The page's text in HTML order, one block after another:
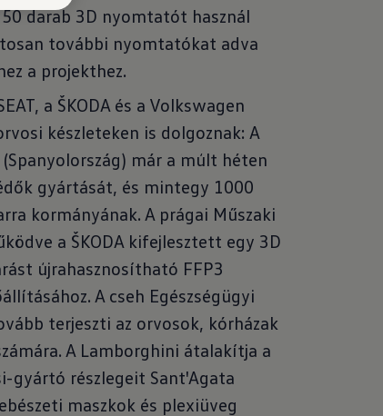
darab 3D nyomtatót használ
további nyomtatókat adva
a projekthez.
a ŠKODA és a Volkswagen
készleteken is dolgoznak: A
már a múlt héten
gyártását, és mintegy 1000
kormányának. A prágai Műszaki
a ŠKODA kifejlesztett egy 3D
újrahasznosítható FFP3
A cseh Egészségügyi
terjeszti az orvosok, kórházak
A Lamborghini átalakítja a
gyártó részlegeit Sant'Agata
maszkok és plexiüveg